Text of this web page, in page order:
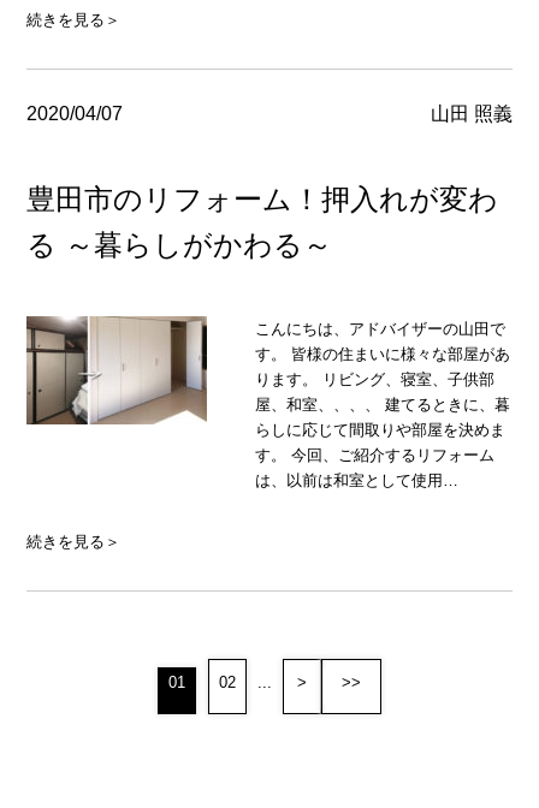
続きを見る＞
2020/04/07 山田 照義
豊田市のリフォーム！押入れが変わ
る ～暮らしがかわる～
こんにちは、アドバイザーの山田で
す。 皆様の住まいに様々な部屋があ
ります。 リビング、寝室、子供部
屋、和室、、、、 建てるときに、暮
らしに応じて間取りや部屋を決めま
す。 今回、ご紹介するリフォーム
は、以前は和室として使用…
続きを見る＞
01 02 ... > >>